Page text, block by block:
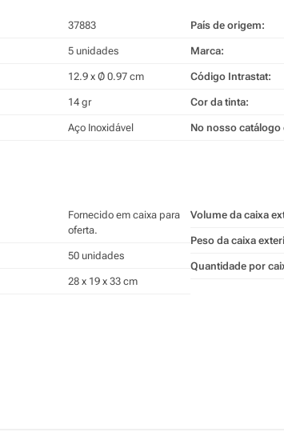
37883
5 unidades
12.9 x Ø 0.97 cm
14 gr
Aço Inoxidável
País de origem:
Marca:
Código Intrastat:
Cor da tinta:
No nosso catálogo
Fornecido em caixa para
oferta.
50 unidades
28 x 19 x 33 cm
Volume da caixa
Peso da caixa
Quantidade por